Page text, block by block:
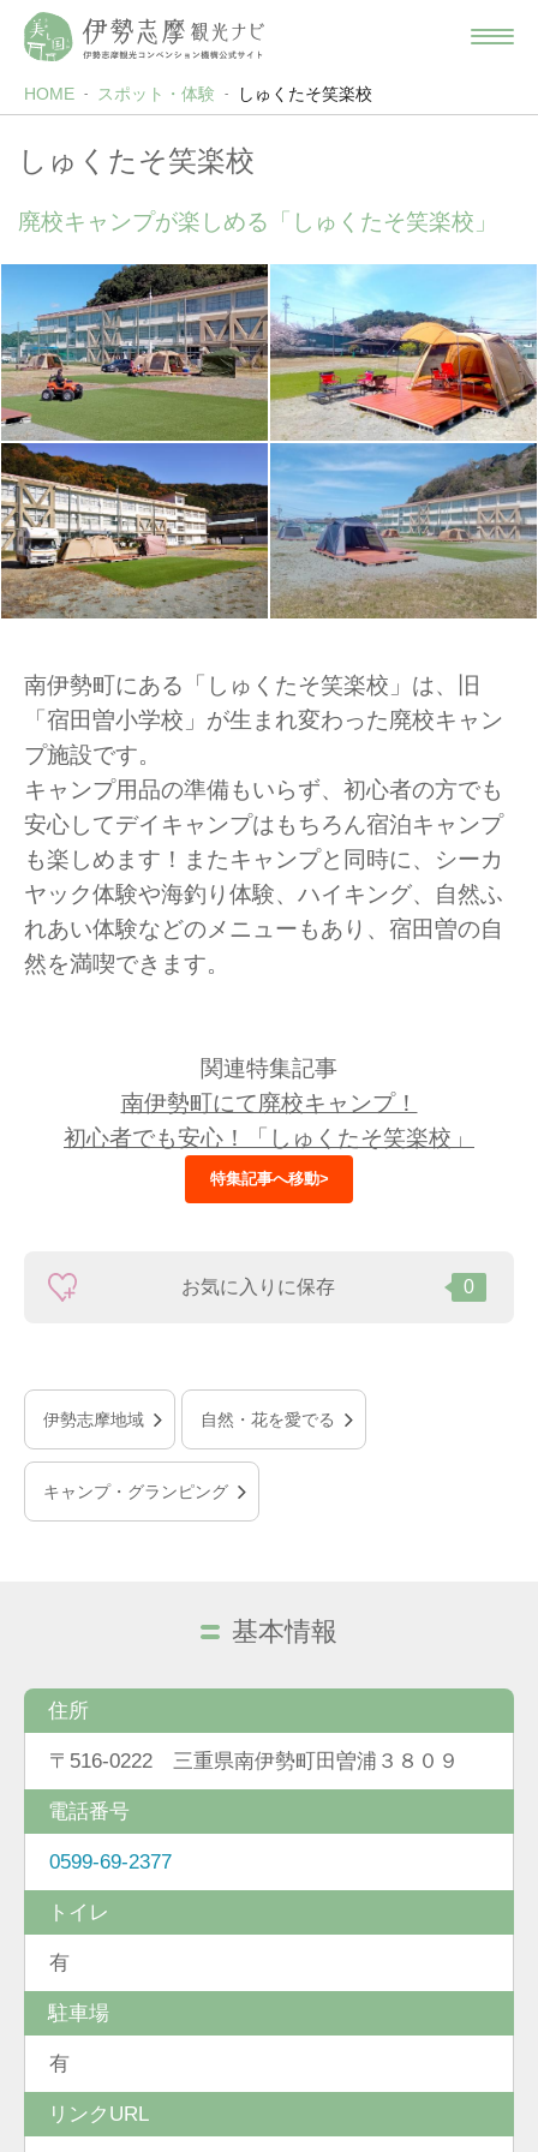
HOME スポット・体験 しゅくたそ笑楽校
しゅくたそ笑楽校
廃校キャンプが楽しめる「しゅくたそ笑楽校」
南伊勢町にある「しゅくたそ笑楽校」は、旧
「宿田曽小学校」が生まれ変わった廃校キャン
プ施設です。
キャンプ用品の準備もいらず、初心者の方でも
安心してデイキャンプはもちろん宿泊キャンプ
も楽しめます！またキャンプと同時に、シーカ
ヤック体験や海釣り体験、ハイキング、自然ふ
れあい体験などのメニューもあり、宿田曽の自
然を満喫できます。
関連特集記事
南伊勢町にて廃校キャンプ！
初心者でも安心！「しゅくたそ笑楽校」
特集記事へ移動>
お気に入りに保存 0
伊勢志摩地域 自然・花を愛でる
キャンプ・グランピング
基本情報
住所
〒516-0222 三重県南伊勢町田曽浦３８０９
電話番号
0599-69-2377
トイレ
有
駐車場
有
リンクURL